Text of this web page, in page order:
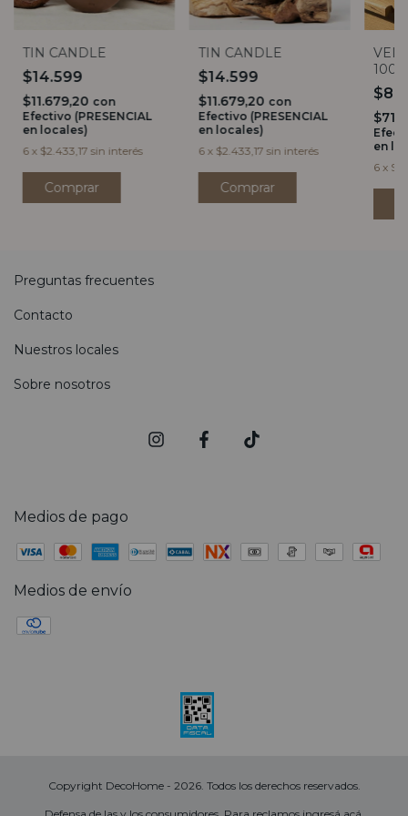
TIN CANDLE
$14.599
$11.679,20 con
Efectivo (PRESENCIAL
en locales)
6 x $2.433,17 sin interés
Comprar
TIN CANDLE
$14.599
$11.679,20 con
Efectivo (PRESENCIAL
en locales)
6 x $2.433,17 sin interés
Comprar
en
6 x
Preguntas frecuentes
Contacto
Nuestros locales
Sobre nosotros
Medios de pago
Medios de envío
Copyright DecoHome - 2026. Todos los derechos reservados.